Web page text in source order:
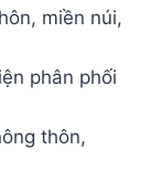
miền núi,
phân phối
thôn,